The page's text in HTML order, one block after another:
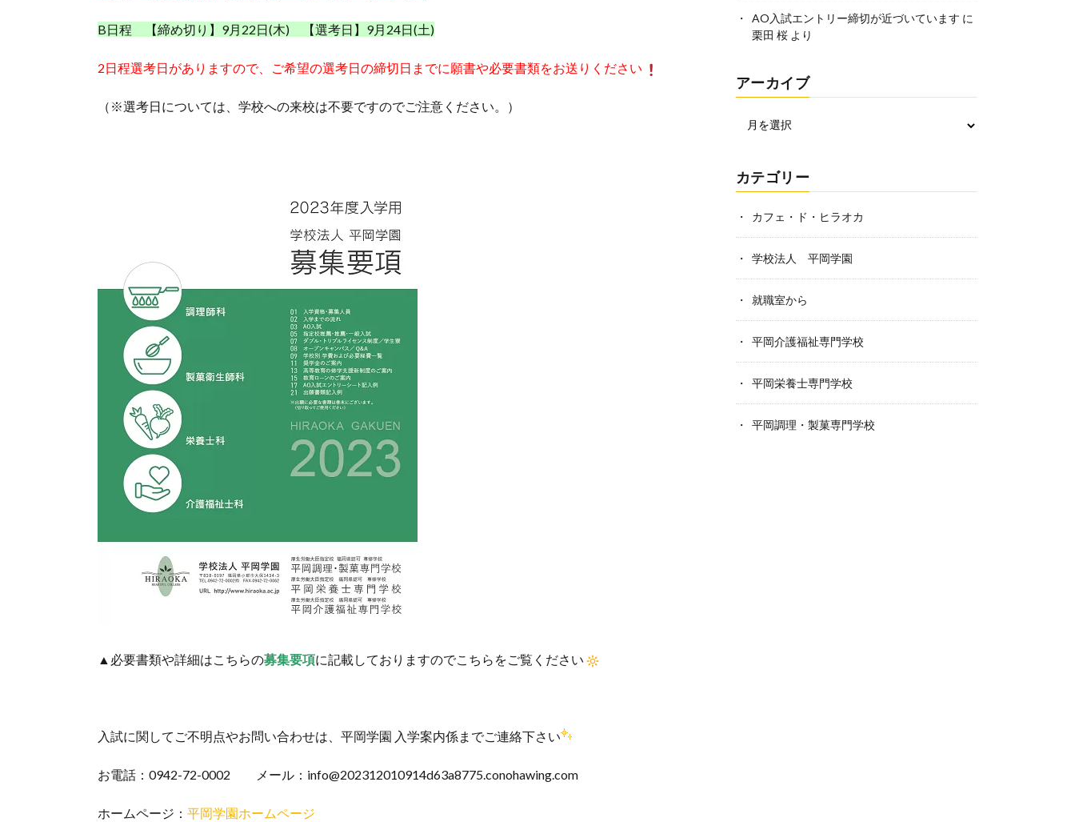
B日程 【締め切り】9月22日(木) 【選考日】9月24日(土)
2日程選考日がありますので、ご希望の選考日の締切日までに願書や必要書類をお送りください
（※選考日については、学校への来校は不要ですのでご注意ください。）
▲必要書類や詳細はこちらの募集要項に記載しておりますのでこちらをご覧ください
入試に関してご不明点やお問い合わせは、平岡学園 入学案内係までご連絡下さい
お電話：0942-72-0002 メール：info@202312010914d63a8775.conohawing.com
ホームページ： 平岡学園ホームページ
AO入試エントリー締切が近づいています に
栗田 桜より
アーカイブ
カテゴリー
カフェ・ド・ヒラオカ
学校法人 平岡学園
就職室から
平岡介護福祉専門学校
平岡栄養士専門学校
平岡調理・製菓専門学校